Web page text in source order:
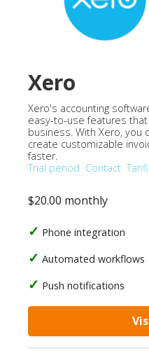
Xero
Xero's accounting
easy-to-use features
business. With Xero, you
create customizable
faster.
Trial period Contact
$20.00 monthly
Phone integration
Automated workflows
Push notifications